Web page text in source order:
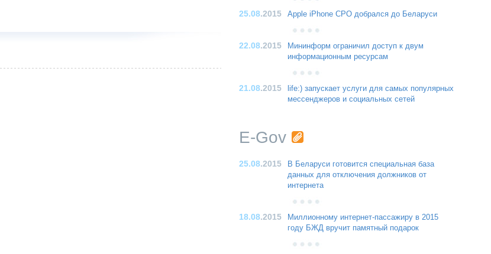
25.08.2015 Apple iPhone CPO добрался до Беларуси
22.08.2015
Мининформ ограничил доступ к двум
информационным ресурсам
21.08.2015
life:) запускает услуги для самых популярных
мессенджеров и социальных сетей
E-Gov
25.08.2015
В Беларуси готовится специальная база
данных для отключения должников от
интернета
18.08.2015
Миллионному интернет-пассажиру в 2015
году БЖД вручит памятный подарок